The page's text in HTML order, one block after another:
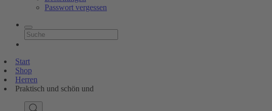
Passwort vergessen
Start
Shop
Herren
Praktisch und schön und